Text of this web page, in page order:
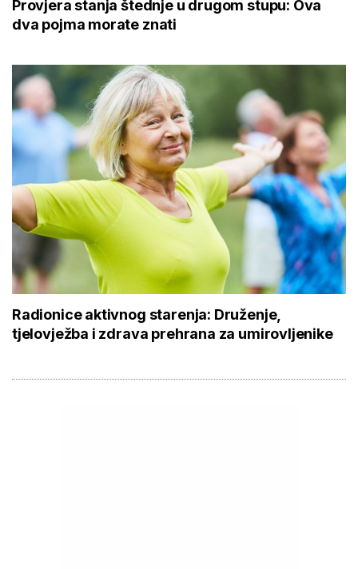
Provjera stanja štednje u drugom stupu: Ova
dva pojma morate znati
Radionice aktivnog starenja: Druženje,
tjelovježba i zdrava prehrana za umirovljenike